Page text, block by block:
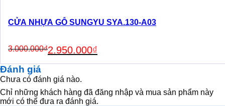
CỬA NHỰA GỖ SUNGYU SYA.130-A03
3.000.000₫
price
was:
2.950.000₫
price
is:
Đánh giá
Chưa có đánh giá nào.
Chỉ những khách hàng đã đăng nhập và mua sản phẩm này
mới có thể đưa ra đánh giá.